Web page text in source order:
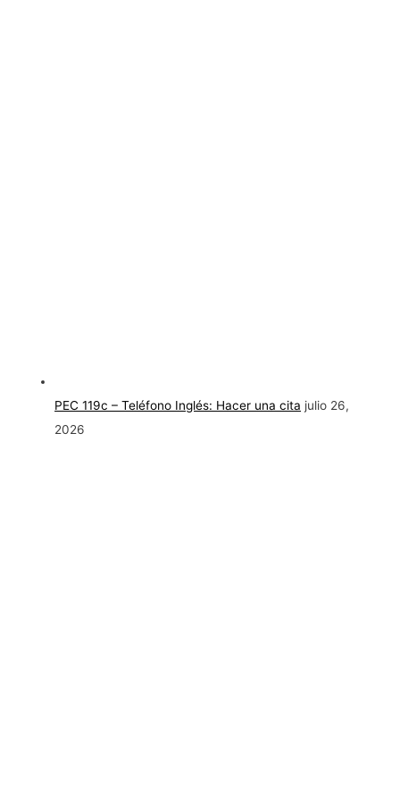
PEC 119c – Teléfono Inglés: Hacer una cita julio 26,
2026